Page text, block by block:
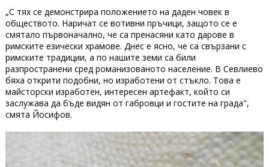
„С тях се демонстрира положението на даден човек в
обществото. Наричат се вотивни пръчици, защото се е
смятало първоначално, че са пренасяни като дарове в
римските езически храмове. Днес е ясно, че са свързани с
римските традиции, а по нашите земи са били
разпространени сред романизованото население. В Севлиево
бяха открити подобни, но изработени от стъкло. Това е
майсторски изработен, интересен артефакт, който си
заслужава да бъде видян от габровци и гостите на града",
смята Йосифов.